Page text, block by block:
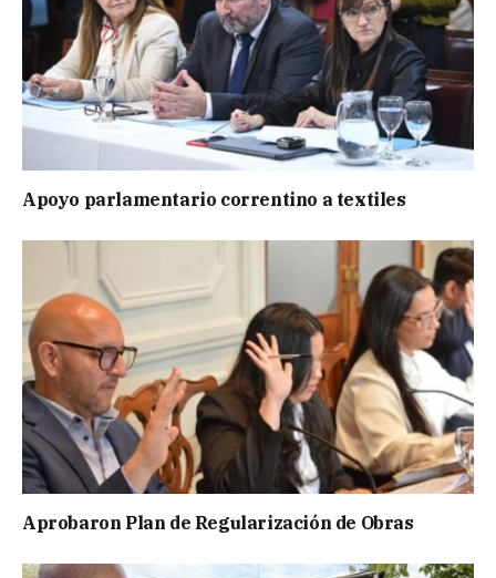
Apoyo parlamentario correntino a textiles
Aprobaron Plan de Regularización de Obras